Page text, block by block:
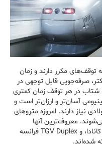
توقف‌های مکرر دارند و زمان
صرفه‌جویی قابل توجهی در
در هر توقف زمان کمتری
آسان‌تر و ارزان‌تر است و
نیاز دارند. امروزه متروهای
معروف‌ترین آنها
قطارهای Shinkansen Bullet ژاپن، LRC کانادا، و TGV Duplex فرانسه
شده‌اند.